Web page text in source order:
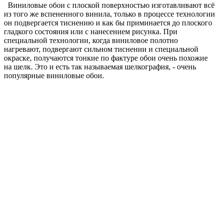
Виниловые обои с плоской поверхностью изготавливают всё
из того же вспененного винила, только в процессе технологии
он подвергается тиснению и как бы приминается до плоского
гладкого состояния или с нанесением рисунка. При
специальной технологии, когда виниловое полотно
нагревают, подвергают сильном тиснении и специальной
окраске, получаются тонкие по фактуре обои очень похожие
на шелк. Это и есть так называемая шелкография, - очень
популярные виниловые обои.